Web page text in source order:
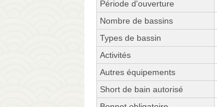
Période d'ouverture
Nombre de bassins
Types de bassin
Activités
Autres équipements
Short de bain autorisé